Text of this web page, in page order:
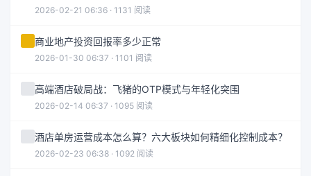
2026-02-21 06:36 · 1131 阅读
商业地产投资回报率多少正常
2026-01-30 06:37 · 1101 阅读
高端酒店破局战：飞猪的OTP模式与年轻化突围
2026-02-14 06:37 · 1095 阅读
酒店单房运营成本怎么算？六大板块如何精细化控制成本？
2026-02-23 06:38 · 1092 阅读